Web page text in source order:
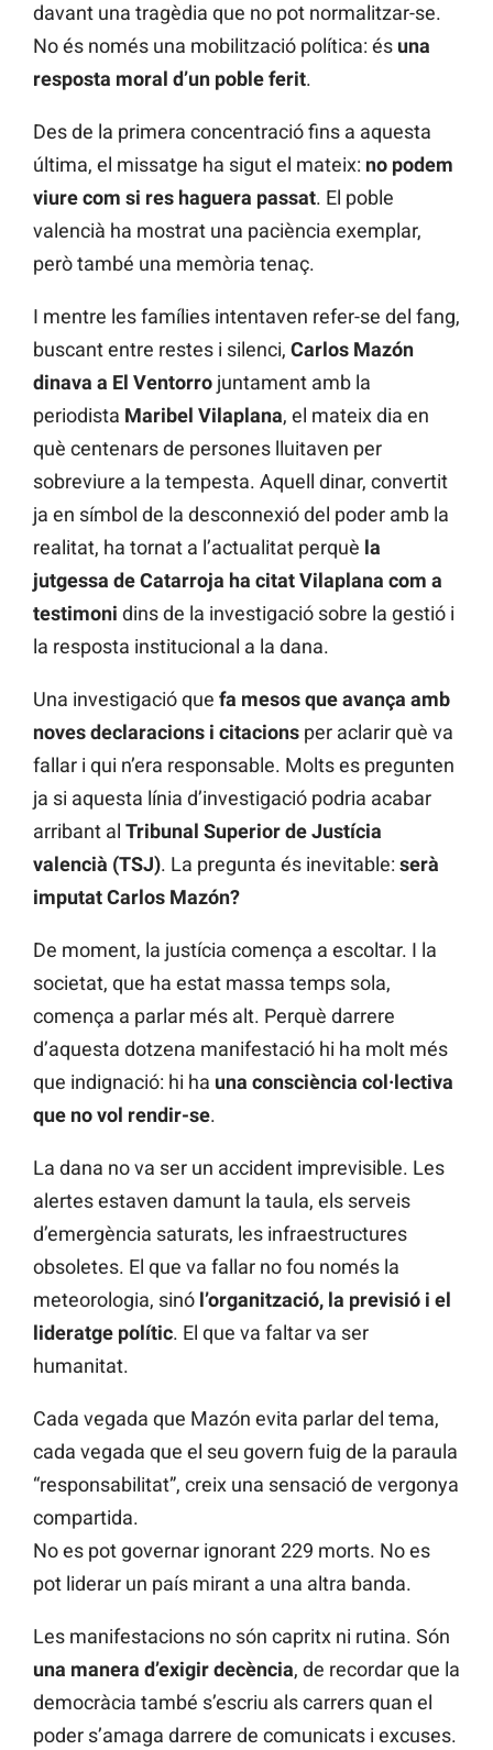
davant una tragèdia que no pot normalitzar-se.
No és només una mobilització política: és una
resposta moral d’un poble ferit.
Des de la primera concentració fins a aquesta
última, el missatge ha sigut el mateix: no podem
viure com si res haguera passat. El poble
valencià ha mostrat una paciència exemplar,
però també una memòria tenaç.
I mentre les famílies intentaven refer-se del fang,
buscant entre restes i silenci, Carlos Mazón
dinava a El Ventorro juntament amb la
periodista Maribel Vilaplana, el mateix dia en
què centenars de persones lluitaven per
sobreviure a la tempesta. Aquell dinar, convertit
ja en símbol de la desconnexió del poder amb la
realitat, ha tornat a l’actualitat perquè la
jutgessa de Catarroja ha citat Vilaplana com a
testimoni dins de la investigació sobre la gestió i
la resposta institucional a la dana.
Una investigació que fa mesos que avança amb
noves declaracions i citacions per aclarir què va
fallar i qui n’era responsable. Molts es pregunten
ja si aquesta línia d’investigació podria acabar
arribant al Tribunal Superior de Justícia
valencià (TSJ). La pregunta és inevitable: serà
imputat Carlos Mazón?
De moment, la justícia comença a escoltar. I la
societat, que ha estat massa temps sola,
comença a parlar més alt. Perquè darrere
d’aquesta dotzena manifestació hi ha molt més
que indignació: hi ha una consciència col·lectiva
que no vol rendir-se.
La dana no va ser un accident imprevisible. Les
alertes estaven damunt la taula, els serveis
d’emergència saturats, les infraestructures
obsoletes. El que va fallar no fou només la
meteorologia, sinó l’organització, la previsió i el
lideratge polític. El que va faltar va ser
humanitat.
Cada vegada que Mazón evita parlar del tema,
cada vegada que el seu govern fuig de la paraula
“responsabilitat”, creix una sensació de vergonya
compartida.
No es pot governar ignorant 229 morts. No es
pot liderar un país mirant a una altra banda.
Les manifestacions no són capritx ni rutina. Són
una manera d’exigir decència, de recordar que la
democràcia també s’escriu als carrers quan el
poder s’amaga darrere de comunicats i excuses.